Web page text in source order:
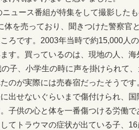
ュース番組が特集をして撮影した
体を売っており、聞きつけた警察官
ろです。2003年当時で約15,000人
す。買っているのは、現地の人、
子、小学生の時に声を掛けられて
のが実際には売春宿だったそうで
出せないぐらいまで傷付けられ、
子供の心と体を一番傷つける労働
てトラウマの症状が出ている子、